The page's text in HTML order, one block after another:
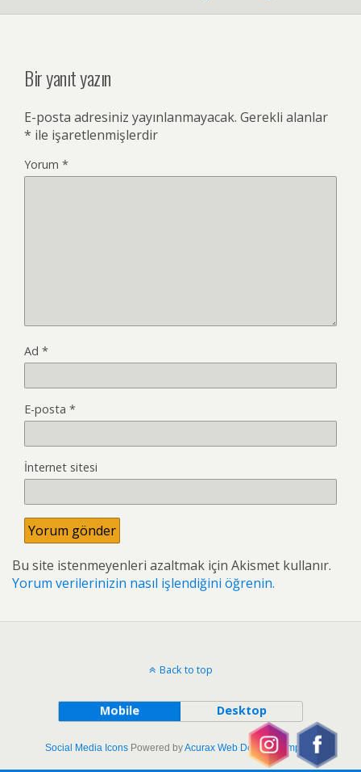
Bir yanıt yazın
E-posta adresiniz yayınlanmayacak. Gerekli alanlar
* ile işaretlenmişlerdir
Yorum *
Ad *
E-posta *
İnternet sitesi
Bu site istenmeyenleri azaltmak için Akismet kullanır.
Yorum verilerinizin nasıl işlendiğini öğrenin.
Back to top
Mobile Desktop
Social Media IconsPowered byAcurax Web Design Company